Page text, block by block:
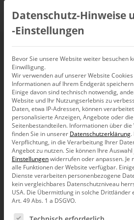
Planung mit
– Insights
Praxis
17. April 2024, 10:00–10:30Uhr,
Datenschutz-Hinweise
‑Einstellungen
Bevor Sie unsere Website weiter besuchen
Einwilligung.
Wir verwenden auf unserer Website
Informationen auf Ihrem Endgerät
Einige davon sind technisch notwendig,
Website und Ihr Nutzungserlebnis zu
Daten, etwa IP-Adressen, können
personalisierte Anzeigen, Angebote oder
Seitenbestandteilen. Informationen über
finden Sie in unserer Datenschutzerklärung.
Verpflichtung, in die Verarbeitung Ihrer
Angebot zu nutzen.Sie können Ihre
Einstellungenwiderrufen oder anpassen. Je
alle Funktionen der Website verfügbar.
Dienste verarbeiten personenbezogene
kein vergleichbares Datenschutzniveau
USA. Die Übermittlung in solche Drittländer
Art. 49 Abs. 1 a DSGVO.
Es folgt eine Liste der Service-